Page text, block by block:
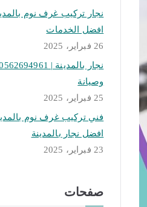
افضل الخدمات
26 فبراير، 2025
وصيانة
25 فبراير، 2025
افضل نجار بالمدينة
23 فبراير، 2025
صفحات